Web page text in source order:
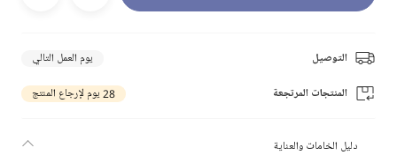
التوصيل يوم العمل التالي
المنتجات المرتجعة 28 يوم لإرجاع المنتج
دليل الخامات والعناية